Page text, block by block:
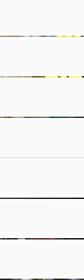
つもの食事が